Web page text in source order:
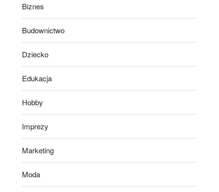
Biznes
Budownictwo
Dziecko
Edukacja
Hobby
Imprezy
Marketing
Moda